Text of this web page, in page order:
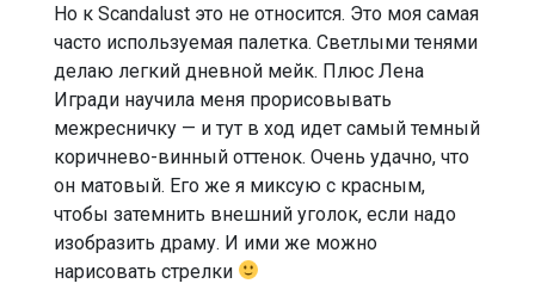
Но к Scandalust это не относится. Это моя самая
часто используемая палетка. Светлыми тенями
делаю легкий дневной мейк. Плюс Лена
Игради научила меня прорисовывать
межресничку — и тут в ход идет самый темный
коричнево-винный оттенок. Очень удачно, что
он матовый. Его же я миксую с красным,
чтобы затемнить внешний уголок, если надо
изобразить драму. И ими же можно
нарисовать стрелки